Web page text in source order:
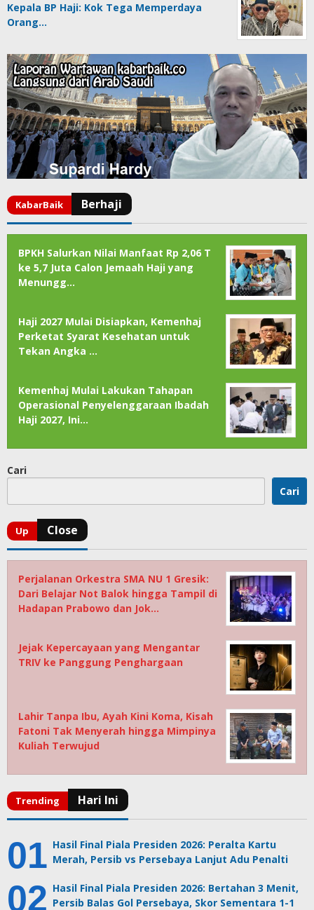
Kepala BP Haji: Kok Tega Memperdaya
Orang…
BPKH Salurkan Nilai Manfaat Rp 2,06 T
ke 5,7 Juta Calon Jemaah Haji yang
Menungg…
Haji 2027 Mulai Disiapkan, Kemenhaj
Perketat Syarat Kesehatan untuk
Tekan Angka …
Kemenhaj Mulai Lakukan Tahapan
Operasional Penyelenggaraan Ibadah
Haji 2027, Ini…
Cari
Cari
Perjalanan Orkestra SMA NU 1 Gresik:
Dari Belajar Not Balok hingga Tampil di
Hadapan Prabowo dan Jok…
Jejak Kepercayaan yang Mengantar
TRIV ke Panggung Penghargaan
Lahir Tanpa Ibu, Ayah Kini Koma, Kisah
Fatoni Tak Menyerah hingga Mimpinya
Kuliah Terwujud
Hasil Final Piala Presiden 2026: Peralta Kartu
Merah, Persib vs Persebaya Lanjut Adu Penalti
Hasil Final Piala Presiden 2026: Bertahan 3 Menit,
Persib Balas Gol Persebaya, Skor Sementara 1-1